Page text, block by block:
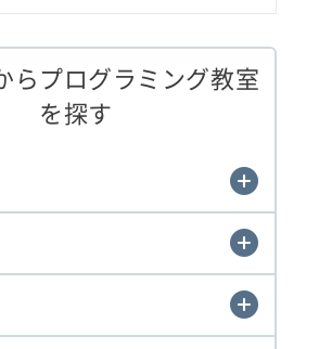
らプログラミング教室
を探す